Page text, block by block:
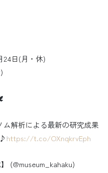
24日(月・休)
解析による最新の研究成果
https://t.co/OXnqkrvEph
(@museum_kahaku)